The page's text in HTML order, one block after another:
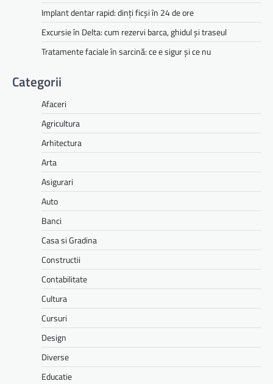
Implant dentar rapid: dinți ficși în 24 de ore
Excursie în Delta: cum rezervi barca, ghidul și traseul
Tratamente faciale în sarcină: ce e sigur și ce nu
Categorii
Afaceri
Agricultura
Arhitectura
Arta
Asigurari
Auto
Banci
Casa si Gradina
Constructii
Contabilitate
Cultura
Cursuri
Design
Diverse
Educatie